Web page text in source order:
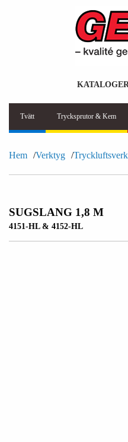
KATALOGER
Tvätt Trycksprutor & Kem
Hem Verktyg
SUGSLANG 1,8 M
4151-HL & 4152-HL